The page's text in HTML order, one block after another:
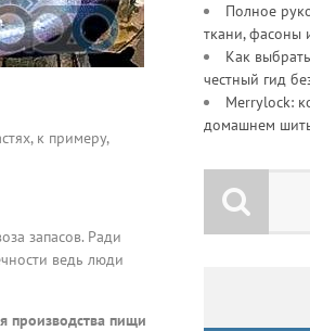
к примеру,
запасов. Ради
ведь люди
производства пищи
Полное
ткани, фасоны
Как
честный гид
Merrylock:
домашнем